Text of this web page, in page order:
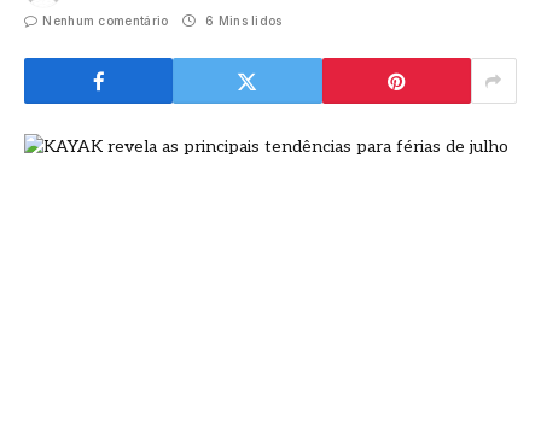
Nenhum comentário 6 Mins lidos